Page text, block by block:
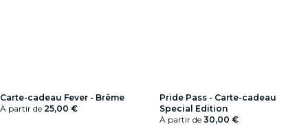
Carte-cadeau Fever - Brême
À partir de 25,00 €
Pride Pass - Carte-cadeau
Special Edition
À partir de 30,00 €